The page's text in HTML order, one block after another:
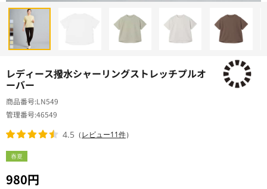
レディース撥水シャーリングストレッチプルオ
ーバー
春夏
980円
商品番号 LN549
管理番号46549
4.5 （レビュー11件）